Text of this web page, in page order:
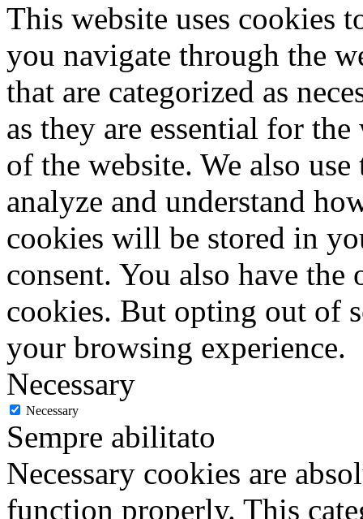
This website uses cookies
you navigate through the
that are categorized as
as they are essential for
of the website. We also
analyze and understand
cookies will be stored in
consent. You also have
cookies. But opting out of
your browsing experience.
Necessary
Necessary
Sempre abilitato
Necessary cookies are
function properly. This